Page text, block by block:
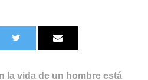
la vida de un hombre está